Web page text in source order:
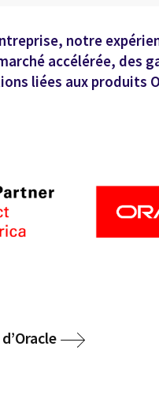
notre
accélérée, des
liées aux produits